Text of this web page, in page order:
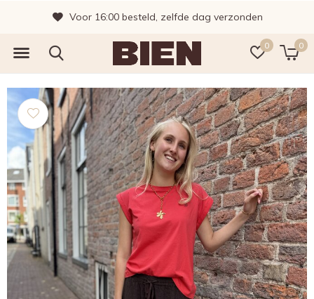
0 0
Voor 16:00 besteld, zelfde dag verzonden